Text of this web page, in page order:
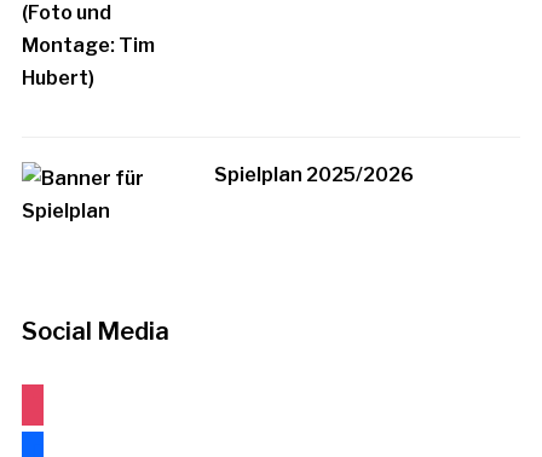
Spielplan 2025/2026
Social Media